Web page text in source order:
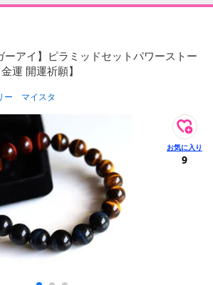
ーアイ】ピラミッドセットパワーストー
運 開運祈願】
ー マイスタ
9